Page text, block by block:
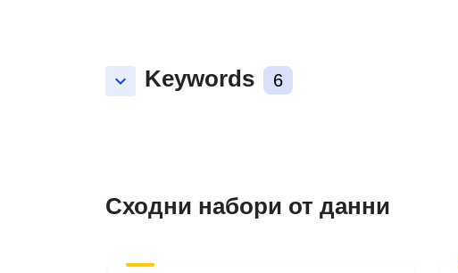
keyboard_arrow_down Keywords 6
Сходни набори от данни